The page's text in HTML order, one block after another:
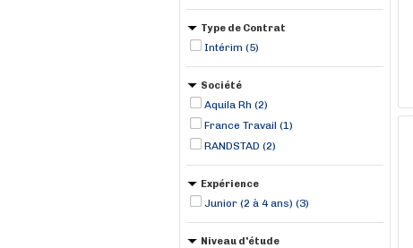
Lorient (1)
Pleudaniel (1)
Type de Contrat
Intérim (5)
Société
Aquila Rh (2)
France Travail (1)
RANDSTAD (2)
Expérience
Junior (2 à 4 ans) (3)
Niveau d'étude